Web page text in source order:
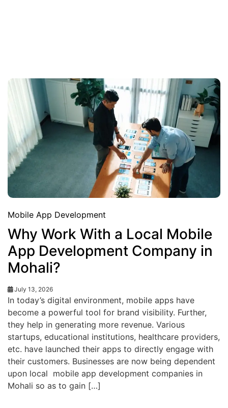
Mobile App Development
Why Work With a Local Mobile
App Development Company in
Mohali?
July 13, 2026
In today’s digital environment, mobile apps have
become a powerful tool for brand visibility. Further,
they help in generating more revenue. Various
startups, educational institutions, healthcare providers,
etc. have launched their apps to directly engage with
their customers. Businesses are now being dependent
upon local mobile app development companies in
Mohali so as to gain […]